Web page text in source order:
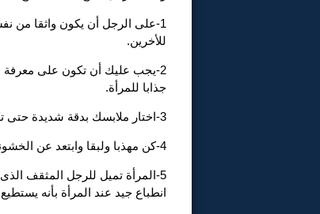
1-على الرجل أن يكون واثقا من
للأخرين.
2-يجب عليك أن تكون على
جذابا للمرأة.
3-اختار ملابسك بدقة شديدة حتى تكون أنيقا مما يجعل المرأة تعجب بك وتنجذب نحوك.
4-كن مهذبا ولبقا وابتعد عن الخشونة والعنف لأن المرأة تميل لحب الرجل المهذب واللطيف .
5-المرأة تميل للرجل المثقف
انطباع جيد عند المرأة بأنه